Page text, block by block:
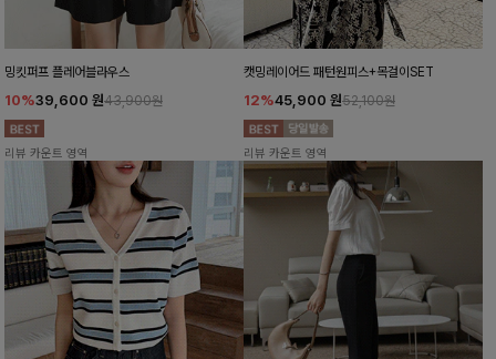
밍킷퍼프 플레어블라우스
10%39,600 원43,900원
리뷰 카운트 영역
캣밍레이어드 패턴원피스+목걸이SET
12%45,900 원52,100원
리뷰 카운트 영역